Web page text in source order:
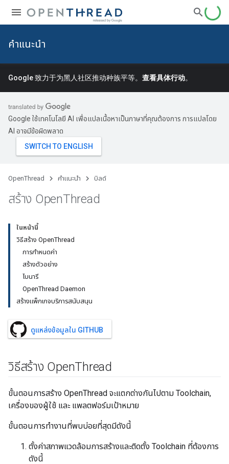
คำแนะนำ
Google 致力于为黑人社区推动种族平等。 查看具体行动。
Google ใช้เทคโนโลยี AI เพื่อแปลเนื้อหาเป็นภาษาที่คุณต้องการ การแปลโดย
AI อาจมีข้อผิดพลาด
OpenThread คำแนะนำ บิลด์
สร้าง OpenThread
ในหน้านี้
วิธีสร้าง OpenThread
การกำหนดค่า
สร้างตัวอย่าง
ไบนารี
OpenThread Daemon
สร้างแพ็กเกจบริการสนับสนุน
ดูแหล่งข้อมูลใน GITHUB
วิธีสร้าง OpenThread
ขั้นตอนการสร้าง OpenThread จะแตกต่างกันไปตาม Toolchain,
เครื่องของผู้ใช้ และ แพลตฟอร์มเป้าหมาย
ขั้นตอนการทำงานที่พบบ่อยที่สุดมีดังนี้
ตั้งค่าสภาพแวดล้อมการสร้างและติดตั้ง Toolchain ที่ต้องการ
ดังนี้